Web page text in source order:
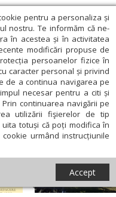
pentru a personaliza și
nostru. Te informăm că ne-
în acestea și în activitatea
modificări propuse de
persoanelor fizice în
caracter personal și privind
de a continua navigarea pe
necesar pentru a citi și
continuarea navigării pe
utilizării fişierelor de tip
totuși că poți modifica în
urmând instrucțiunile
Accept